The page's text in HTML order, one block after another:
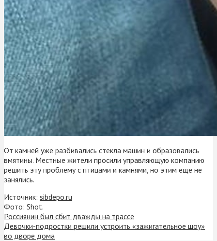
От камней уже разбивались стекла машин и образовались
вмятины. Местные жители просили управляющую компанию
решить эту проблему с птицами и камнями, но этим еще не
занялись.
Источник: sibdepo.ru
Фото: Shot.
Россиянин был сбит дважды на трассе
Девочки-подростки решили устроить «зажигательное шоу»
во дворе дома